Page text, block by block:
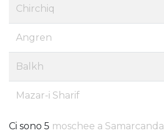
Chirchiq
Angren
Balkh
Mazar-i Sharif
Ci sono 5 moschee a Samarcanda